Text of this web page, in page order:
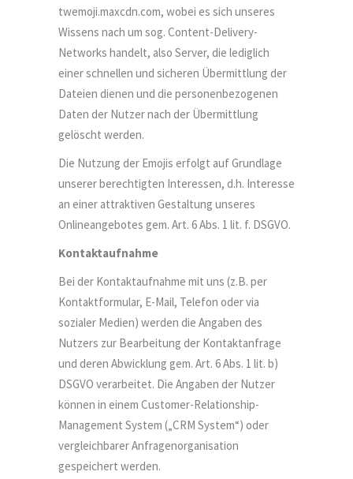
twemoji.maxcdn.com, wobei es sich unseres
Wissens nach um sog. Content-Delivery-
Networks handelt, also Server, die lediglich
einer schnellen und sicheren Übermittlung der
Dateien dienen und die personenbezogenen
Daten der Nutzer nach der Übermittlung
gelöscht werden.
Die Nutzung der Emojis erfolgt auf Grundlage
unserer berechtigten Interessen, d.h. Interesse
an einer attraktiven Gestaltung unseres
Onlineangebotes gem. Art. 6 Abs. 1 lit. f. DSGVO.
Kontaktaufnahme
Bei der Kontaktaufnahme mit uns (z.B. per
Kontaktformular, E-Mail, Telefon oder via
sozialer Medien) werden die Angaben des
Nutzers zur Bearbeitung der Kontaktanfrage
und deren Abwicklung gem. Art. 6 Abs. 1 lit. b)
DSGVO verarbeitet. Die Angaben der Nutzer
können in einem Customer-Relationship-
Management System („CRM System“) oder
vergleichbarer Anfragenorganisation
gespeichert werden.